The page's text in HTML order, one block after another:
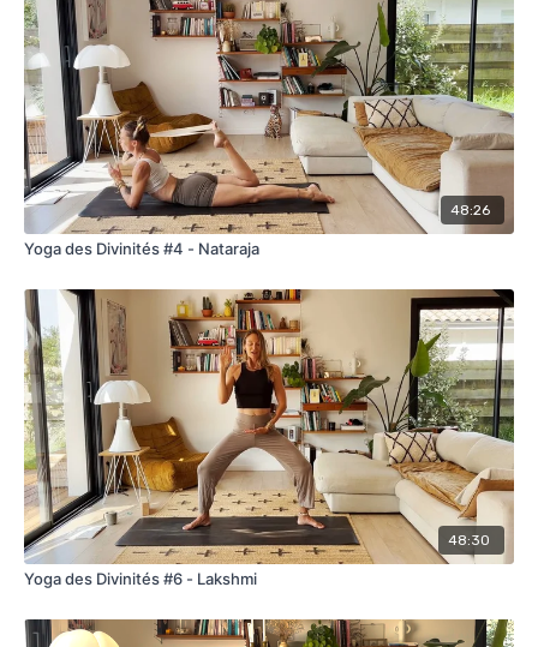
48:26
Yoga des Divinités #4 - Nataraja
48:30
Yoga des Divinités #6 - Lakshmi